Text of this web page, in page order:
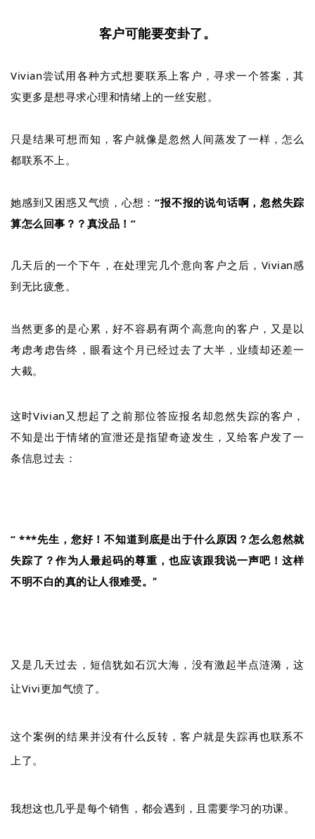
客户可能要变卦了。
Vivian尝试用各种方式想要联系上客户，寻求一个答案，其
实更多是想寻求心理和情绪上的一丝安慰。
只是结果可想而知，客户就像是忽然人间蒸发了一样，怎么
都联系不上。
她感到又困惑又气愤，心想：“报不报的说句话啊，忽然失踪
算怎么回事？？真没品！”
几天后的一个下午，在处理完几个意向客户之后，Vivian感
到无比疲惫。
当然更多的是心累，好不容易有两个高意向的客户，又是以
考虑考虑告终，眼看这个月已经过去了大半，业绩却还差一
大截。
这时Vivian又想起了之前那位答应报名却忽然失踪的客户，
不知是出于情绪的宣泄还是指望奇迹发生，又给客户发了一
条信息过去：
“ ***先生，您好！不知道到底是出于什么原因？怎么忽然就
失踪了？作为人最起码的尊重，也应该跟我说一声吧！这样
不明不白的真的让人很难受。”
又是几天过去，短信犹如石沉大海，没有激起半点涟漪，这
让Vivi更加气愤了。
这个案例的结果并没有什么反转，客户就是失踪再也联系不
上了。
我想这也几乎是每个销售，都会遇到，且需要学习的功课。